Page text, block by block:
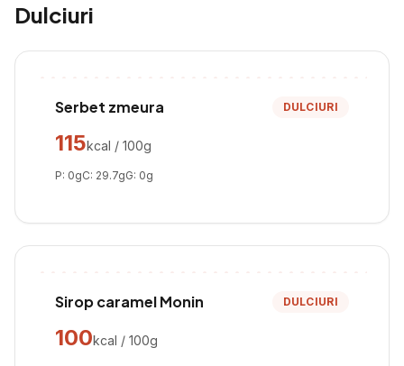
Dulciuri
Serbet zmeura DULCIURI
115kcal / 100g
P: 0gC: 29.7gG: 0g
Sirop caramel Monin DULCIURI
100kcal / 100g